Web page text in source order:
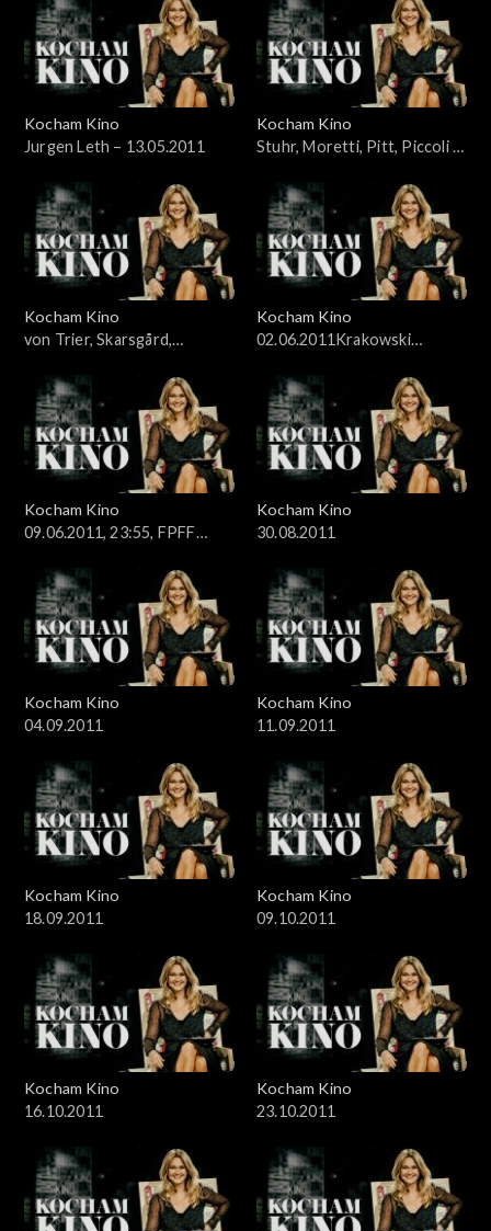
Kocham Kino
Jurgen Leth – 13.05.2011
Kocham Kino
Stuhr, Moretti, Pitt, Piccoli –
Kocham Kino
von Trier, Skarsgård,
Kocham Kino
02.06.2011Krakowski
Kocham Kino
09.06.2011, 23:55, FPFF
Kocham Kino
30.08.2011
Kocham Kino
04.09.2011
Kocham Kino
11.09.2011
Kocham Kino
18.09.2011
Kocham Kino
09.10.2011
Kocham Kino
16.10.2011
Kocham Kino
23.10.2011